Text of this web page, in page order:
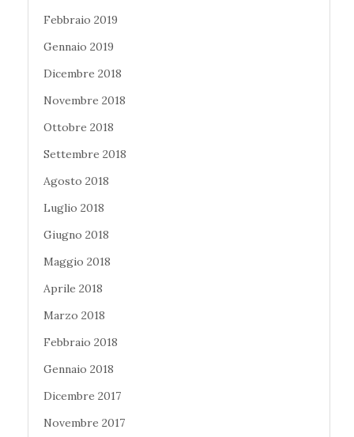
Febbraio 2019
Gennaio 2019
Dicembre 2018
Novembre 2018
Ottobre 2018
Settembre 2018
Agosto 2018
Luglio 2018
Giugno 2018
Maggio 2018
Aprile 2018
Marzo 2018
Febbraio 2018
Gennaio 2018
Dicembre 2017
Novembre 2017